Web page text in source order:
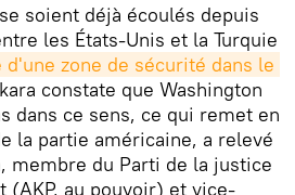
soient déjà écoulés depuis
les États-Unis et la Turquie
zone de sécurité dans le
constate que Washington
dans ce sens, ce qui remet en
la partie américaine, a relevé
membre du Parti de la justice
(AKP, au pouvoir) et vice-